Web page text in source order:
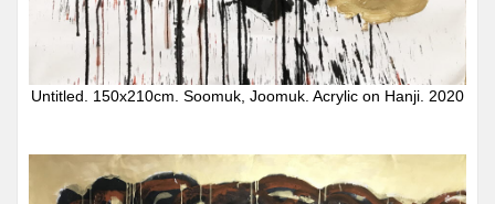
Untitled. 150x210cm. Soomuk, Joomuk. Acrylic on Hanji. 2020